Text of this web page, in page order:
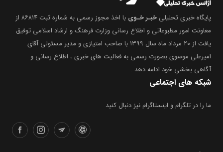
پایگاه خبری تحلیلی خبـر خـوی
با اخذ مجوز رسمی به شماره ثبت ۸۶۸۱۴ از
معاونت امور مطبوعاتی و اطلاع رسانی وزارت فرهنگ و ارشاد اسلامی توفیق
یافت از ۲۰ مرداد ماه سال ۱۳۹۹ با صاحب امتیازی و مدیر مسئولی آقای
امیرعلی موسوی بصورت رسمی به فعالیت های خبری ، اطلاع رسانی و
آگاهی بخشیِ خود ادامه دهد .
شبکه های اجتماعی
ما را در تلگرام و اینستاگرام نیز دنبال کنید